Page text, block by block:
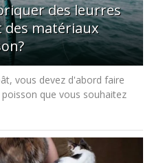
des leurres
des matériaux
vous devez d'abord faire
que vous souhaitez